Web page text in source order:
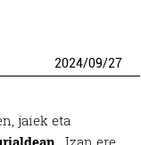
2024/09/27
jaiek eta